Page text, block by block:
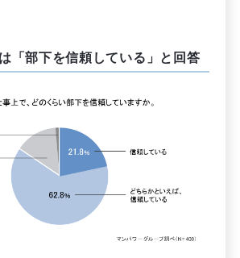
「部下を信頼している」と回答